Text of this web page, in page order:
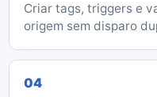
Criar tags, triggers e
origem sem disparo
04